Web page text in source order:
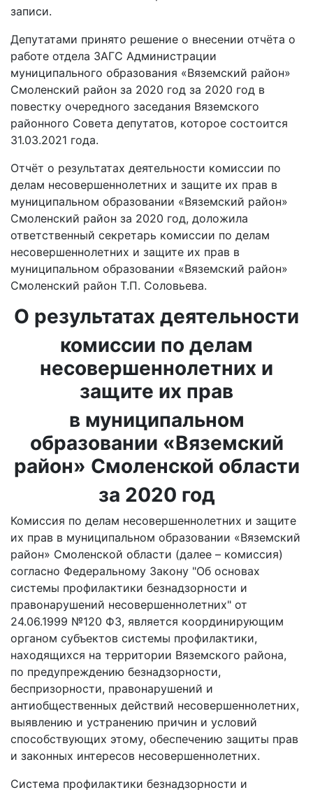
записи.
Депутатами принято решение о внесении отчёта о
работе отдела ЗАГС Администрации
муниципального образования «Вяземский район»
Смоленский район за 2020 год за 2020 год в
повестку очередного заседания Вяземского
районного Совета депутатов, которое состоится
31.03.2021 года.
Отчёт о результатах деятельности комиссии по
делам несовершеннолетних и защите их прав в
муниципальном образовании «Вяземский район»
Смоленский район за 2020 год, доложила
ответственный секретарь комиссии по делам
несовершеннолетних и защите их прав в
муниципальном образовании «Вяземский район»
Смоленский район Т.П. Соловьева.
О результатах деятельности
комиссии по делам
несовершеннолетних и
защите их прав
в муниципальном
образовании «Вяземский
район» Смоленской области
за 2020 год
Комиссия по делам несовершеннолетних и защите
их прав в муниципальном образовании «Вяземский
район» Смоленской области (далее – комиссия)
согласно Федеральному Закону "Об основах
системы профилактики безнадзорности и
правонарушений несовершеннолетних" от
24.06.1999 №120 ФЗ, является координирующим
органом субъектов системы профилактики,
находящихся на территории Вяземского района,
по предупреждению безнадзорности,
беспризорности, правонарушений и
антиобщественных действий несовершеннолетних,
выявлению и устранению причин и условий
способствующих этому, обеспечению защиты прав
и законных интересов несовершеннолетних.
Система профилактики безнадзорности и